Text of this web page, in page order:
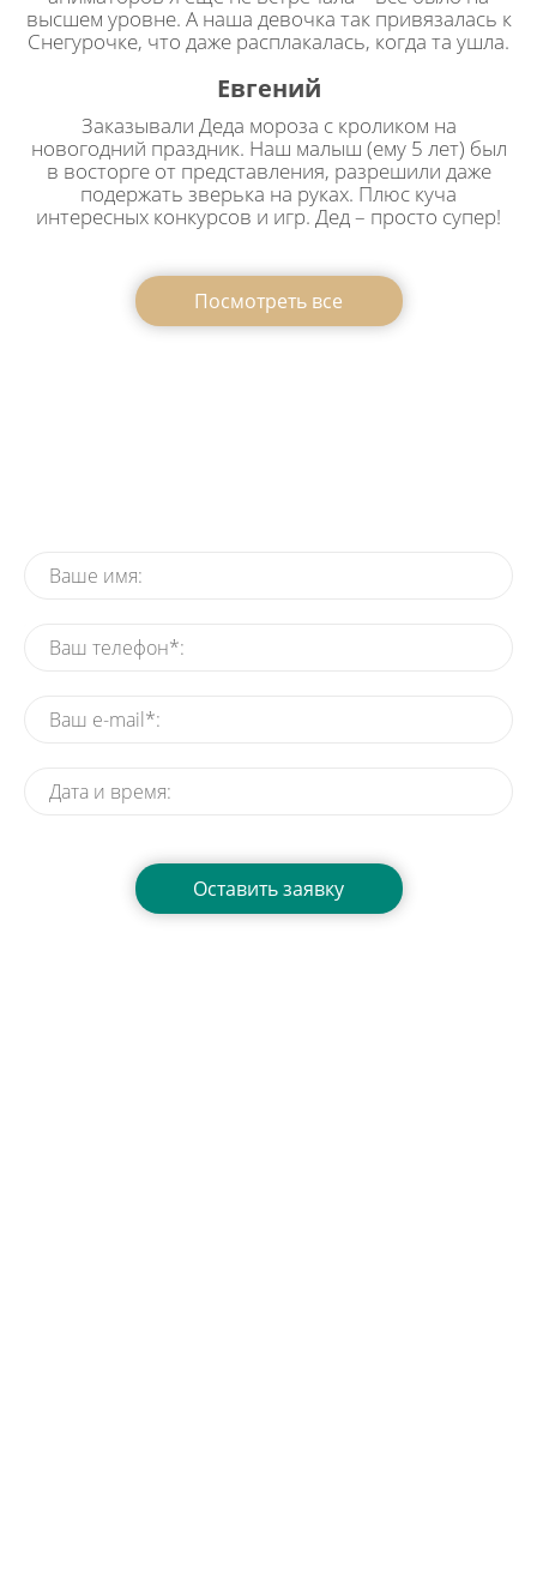
высшем уровне. А наша девочка так привязалась к
Снегурочке, что даже расплакалась, когда та ушла.
Евгений
Заказывали Деда мороза с кроликом на
новогодний праздник. Наш малыш (ему 5 лет) был
в восторге от представления, разрешили даже
подержать зверька на руках. Плюс куча
интересных конкурсов и игр. Дед – просто супер!
Посмотреть все